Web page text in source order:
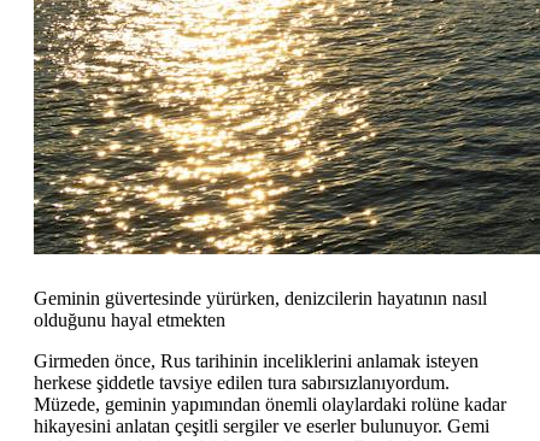
Geminin güvertesinde yürürken, denizcilerin hayatının nasıl
olduğunu hayal etmekten
Girmeden önce, Rus tarihinin inceliklerini anlamak isteyen
herkese şiddetle tavsiye edilen tura sabırsızlanıyordum.
Müzede, geminin yapımından önemli olaylardaki rolüne kadar
hikayesini anlatan çeşitli sergiler ve eserler bulunuyor. Gemi